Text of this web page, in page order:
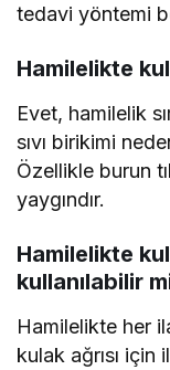
tedavi yöntemi
Hamilelikte
Evet, hamilelik
sıvı birikimi
Özellikle burun
yaygındır.
Hamilelikte
kullanılabilir
Hamilelikte her
kulak ağrısı